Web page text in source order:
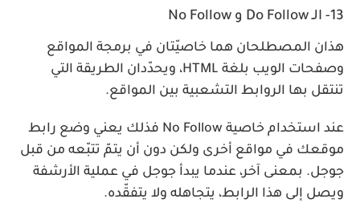
13- الـ Do Follow و No Follow
هذان المصطلحان هما خاصيّتان في برمجة المواقع
وصفحات الويب بلغة HTML، ويحدّدان الطريقة التي
تنتقل بها الروابط التشعبية بين المواقع.
عند استخدام خاصية No Follow فذلك يعني وضع رابط
موقعك في مواقع أخرى ولكن دون أن يتمّ تتبّعه من قبل
جوجل. بمعنى آخر، عندما يبدأ جوجل في عملية الأرشفة
ويصل إلى هذا الرابط، يتجاهله ولا يتفقّده.